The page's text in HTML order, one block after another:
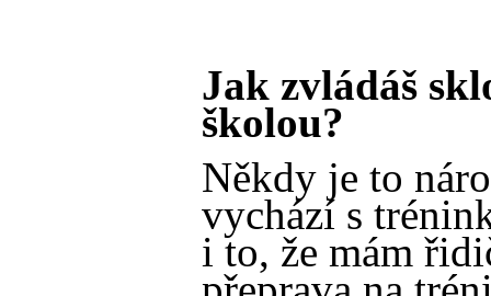
Jak zvládáš
školou?
Někdy je to
vychází s
i to, že mám